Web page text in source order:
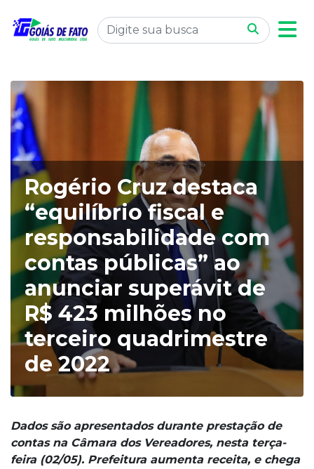
Rogério Cruz destaca
“equilíbrio fiscal e
responsabilidade com
contas públicas” ao
anunciar superávit de
R$ 423 milhões no
terceiro quadrimestre
de 2022
Dados são apresentados durante prestação de
contas na Câmara dos Vereadores, nesta terça-
feira (02/05). Prefeitura aumenta receita, e chega